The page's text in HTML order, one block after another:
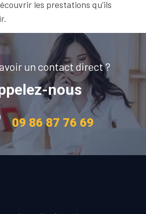
les prestations qu’ils
un contact direct ?
nous
09 86 87 76 69